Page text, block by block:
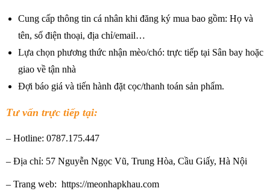
Cung cấp thông tin cá nhân khi đăng ký mua bao gồm: Họ và
tên, số điện thoại, địa chỉ/email…
Lựa chọn phương thức nhận mèo/chó: trực tiếp tại Sân bay hoặc
giao về tận nhà
Đợi báo giá và tiến hành đặt cọc/thanh toán sản phẩm.
Tư vấn trực tiếp tại:
– Hotline: 0787.175.447
– Địa chỉ: 57 Nguyễn Ngọc Vũ, Trung Hòa, Cầu Giấy, Hà Nội
– Trang web: https://meonhapkhau.com